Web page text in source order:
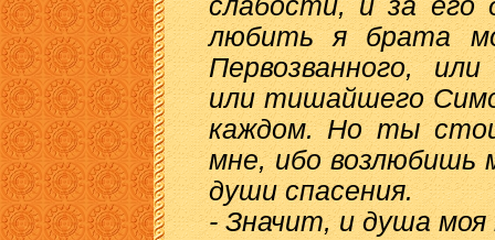
слабости, и за его
любить я брата
Первозванного,
или тишайшего
каждом. Но ты
мне, ибо возлюбишь
души спасения.
- Значит, и душа моя